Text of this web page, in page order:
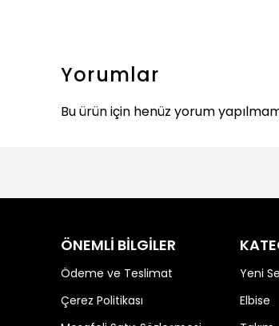
Yorumlar
Bu ürün için henüz yorum
ÖNEMLİ BİLGİLER
Ödeme ve Teslimat
Çerez Politikası
Yeni
Elbise